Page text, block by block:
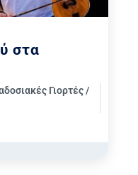
στα
Γιορτές /